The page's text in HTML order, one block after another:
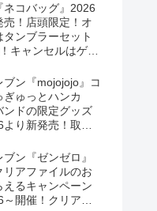
ネコバッグ』2026
売！店頭限定！オ
タンブラーセット
キャンセルはゲリ
ブン『mojojojo』コ
ぎゅっとハンカ
ンドの限定グッズ
り新発売！取扱
ン『ゼンゼロ』
リアファイルのお
えるキャンペーン
開催！クリアカ